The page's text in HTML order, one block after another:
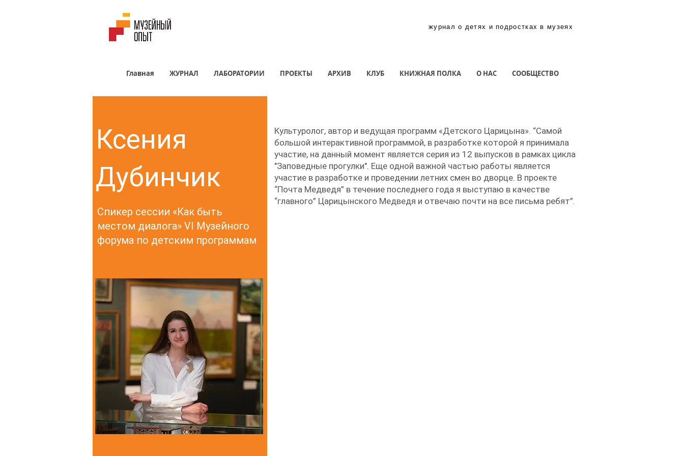
журнал о детях и подростках в музеях
Главная ЖУРНАЛ ЛАБОРАТОРИИ ПРОЕКТЫ АРХИВ КЛУБ КНИЖНАЯ ПОЛКА О НАС СООБЩЕСТВО
Ксения
Дубинчик
Спикер сессии «Как быть
местом диалога» VI Музейного
форума по детским программам
Культуролог, автор и ведущая программ «Детского Царицына». “Самой
большой интерактивной программой, в разработке которой я принимала
участие, на данный момент является серия из 12 выпусков в рамках цикла
"Заповедные прогулки". Еще одной важной частью работы является
участие в разработке и проведении летних смен во дворце. В проекте
“Почта Медведя” в течение последнего года я выступаю в качестве
“главного” Царицынского Медведя и отвечаю почти на все письма ребят”.